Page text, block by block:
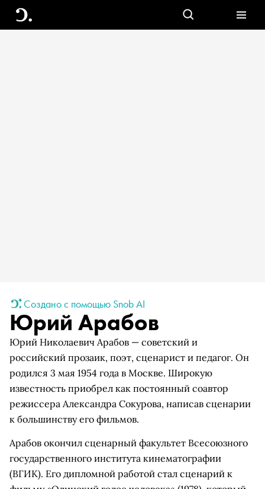
Создано с помощью Snob AI
Юрий Арабов
Юрий Николаевич Арабов — советский и
российский прозаик, поэт, сценарист и педагог. Он
родился 3 мая 1954 года в Москве. Широкую
известность приобрел как постоянный соавтор
режиссера Александра Сокурова, написав сценарии
к большинству его фильмов.
Арабов окончил сценарный факультет Всесоюзного
государственного института кинематографии
(ВГИК). Его дипломной работой стал сценарий к